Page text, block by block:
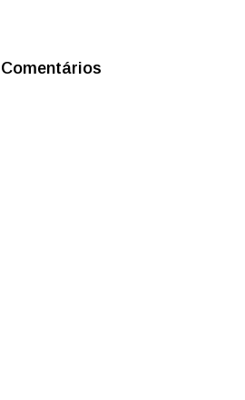
Comentários